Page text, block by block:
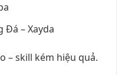
Đá – Xayda
– skill kém hiệu quả.